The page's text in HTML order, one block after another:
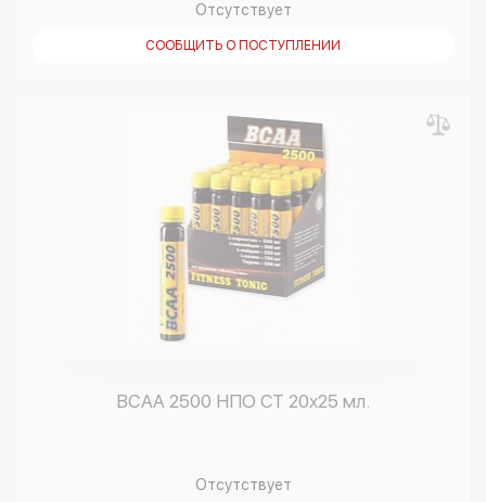
Отсутствует
СООБЩИТЬ О ПОСТУПЛЕНИИ
BCAA 2500 НПО СТ 20х25 мл.
Отсутствует